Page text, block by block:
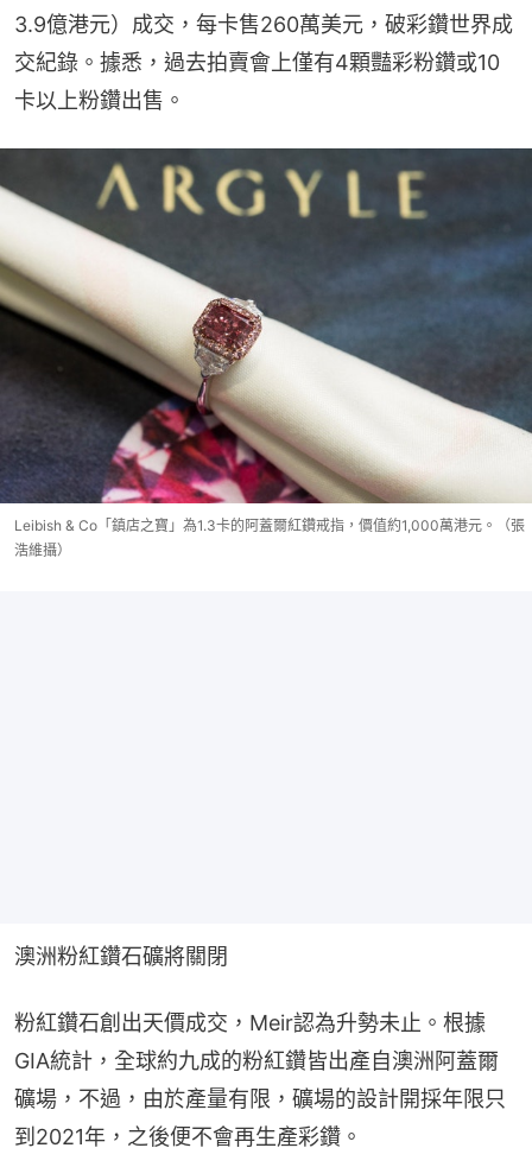
3.9億港元）成交，每卡售260萬美元，破彩鑽世界成
交紀錄。據悉，過去拍賣會上僅有4顆豔彩粉鑽或10
卡以上粉鑽出售。
Leibish & Co「鎮店之寶」為1.3卡的阿蓋爾紅鑽戒指，價值約1,000萬港元。（張
浩維攝）
澳洲粉紅鑽石礦將關閉
粉紅鑽石創出天價成交，Meir認為升勢未止。根據
GIA統計，全球約九成的粉紅鑽皆出產自澳洲阿蓋爾
礦場，不過，由於產量有限，礦場的設計開採年限只
到2021年，之後便不會再生產彩鑽。